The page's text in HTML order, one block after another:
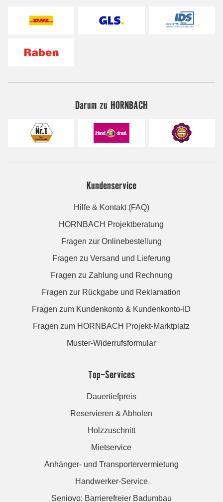
Darum zu HORNBACH
Kundenservice
Hilfe & Kontakt (FAQ)
HORNBACH Projektberatung
Fragen zur Onlinebestellung
Fragen zu Versand und Lieferung
Fragen zu Zahlung und Rechnung
Fragen zur Rückgabe und Reklamation
Fragen zum Kundenkonto & Kundenkonto-ID
Fragen zum HORNBACH Projekt-Marktplatz
Muster-Widerrufsformular
Top-Services
Dauertiefpreis
Reservieren & Abholen
Holzzuschnitt
Mietservice
Anhänger- und Transportervermietung
Handwerker-Service
Seniovo: Barrierefreier Badumbau